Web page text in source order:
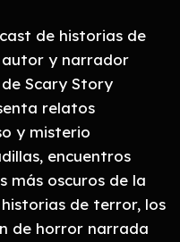
de historias de
y narrador
Scary Story
relatos
y misterio
encuentros
más oscuros de la
de terror, los
de horror narrada